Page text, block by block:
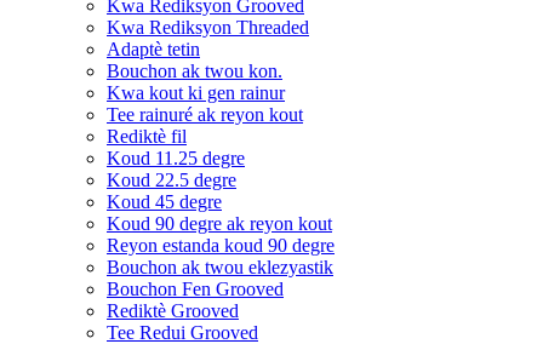
Kwa Rediksyon Grooved
Kwa Rediksyon Threaded
Adaptè tetin
Bouchon ak twou kon.
Kwa kout ki gen rainur
Tee rainuré ak reyon kout
Rediktè fil
Koud 11.25 degre
Koud 22.5 degre
Koud 45 degre
Koud 90 degre ak reyon kout
Reyon estanda koud 90 degre
Bouchon ak twou eklezyastik
Bouchon Fen Grooved
Rediktè Grooved
Tee Redui Grooved